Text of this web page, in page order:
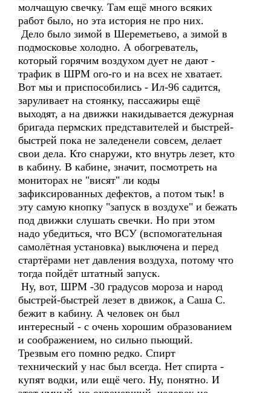
молчащую свечку. Там ещё много всяких
работ было, но эта история не про них.
Дело было зимой в Шереметьево, а зимой в
подмосковье холодно. А обогреватель,
который горячим воздухом дует не дают -
трафик в ШРМ ого-го и на всех не хватает.
Вот мы и приспособились - Ил-96 садится,
заруливает на стоянку, пассажиры ещё
выходят, а на движки накидывается дежурная
бригада пермских представителей и быстрей-
быстрей пока не заледенели совсем, делает
свои дела. Кто снаружи, кто внутрь лезет, кто
в кабину. В кабине, значит, посмотреть на
мониторах не "висят" ли коды
зафиксированных дефектов, а потом тык! в
эту самую кнопку "запуск в воздухе" и бежать
под движки слушать свечки. Но при этом
надо убедиться, что ВСУ (вспомогательная
самолётная установка) выключена и перед
стартёрами нет давления воздуха, потому что
тогда пойдёт штатный запуск.
Ну, вот, ШРМ -30 градусов мороза и народ
быстрей-быстрей лезет в движок, а Саша С.
бежит в кабину. А человек он был
интересный - с очень хорошим образованием
и соображением, но сильно пьющий.
Трезвым его помню редко. Спирт
технический у нас был всегда. Нет спирта -
купят водки, или ещё чего. Ну, понятно. И